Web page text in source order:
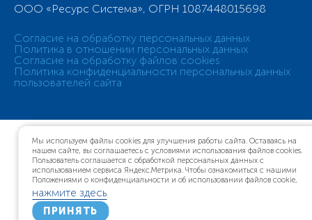
ООО «Ресурс Система», ОГРН 1087448015698
Согласие на обработку персональных данных
Политика в отношении персональных данных
Согласие на обработку файлов cookies
Политика конфиденциальности персональных данных
пользователей сайта
Мы используем файлы cookies для улучшения работы сайта. Оставаясь на
нашем сайте, вы соглашаетесь с условиями использования файлов cookies.
Пользователь соглашается с обработкой персональных данных с
использованием сервиса Яндекс.Метрика. Чтобы ознакомиться с нашими
Положениями о конфиденциальности и об использовании файлов cookie,
нажмите здесь.
ПРИНЯТЬ